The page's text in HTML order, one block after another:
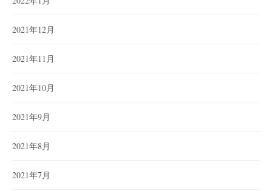
2021年12月
2021年11月
2021年10月
2021年9月
2021年8月
2021年7月